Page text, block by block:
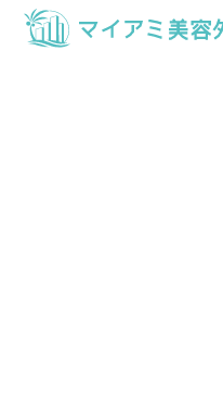
銀座マイアミ美容外科